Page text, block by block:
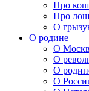
Про
Про
О
О родине
О
О
О
О